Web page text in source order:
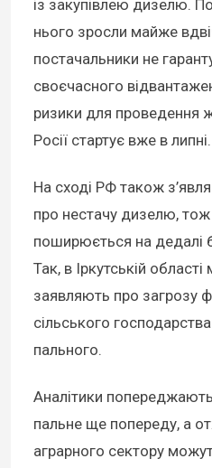
із закупівлею дизелю.
нього зросли майже
постачальники не
своєчасного
ризики для проведення
Росії стартує вже в липні.
На сході РФ також
про нестачу дизелю,
поширюється на дедалі
Так, в Іркутській
заявляють про загрозу
сільського
пального.
Аналітики
пальне ще попереду, а
аграрного сектору